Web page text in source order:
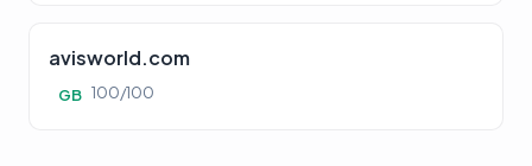
avisworld.com
GB 100/100